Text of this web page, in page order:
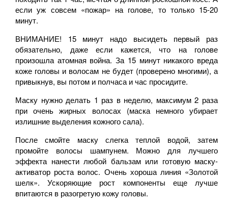
если уж совсем «пожар» на голове, то только 15-20
минут.
ВНИМАНИЕ! 15 минут надо высидеть первый раз
обязательно, даже если кажется, что на голове
произошла атомная война. За 15 минут никакого вреда
коже головы и волосам не будет (проверено многими), а
привыкнув, вы потом и полчаса и час просидите.
Маску нужно делать 1 раз в неделю, максимум 2 раза
при очень жирных волосах (маска немного убирает
излишние выделения кожного сала).
После смойте маску слегка теплой водой, затем
промойте волосы шампунем. Можно для лучшего
эффекта нанести любой бальзам или готовую маску-
активатор роста волос. Очень хороша линия «Золотой
шелк». Ускоряющие рост компоненты еще лучше
впитаются в разогретую кожу головы.